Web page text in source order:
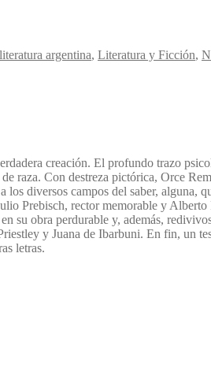
literatura argentina, Literatura y Ficción,
creación. El profundo trazo
raza. Con destreza pictórica, Orce
los diversos campos del saber,
Prebisch, rector memorable y
su obra perdurable y, además,
y Juana de Ibarbuni. En fin, un
letras.